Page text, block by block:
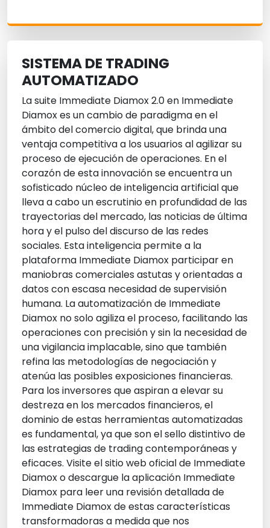
SISTEMA DE TRADING
AUTOMATIZADO
La suite Immediate Diamox 2.0 en Immediate
Diamox es un cambio de paradigma en el
ámbito del comercio digital, que brinda una
ventaja competitiva a los usuarios al agilizar su
proceso de ejecución de operaciones. En el
corazón de esta innovación se encuentra un
sofisticado núcleo de inteligencia artificial que
lleva a cabo un escrutinio en profundidad de las
trayectorias del mercado, las noticias de última
hora y el pulso del discurso de las redes
sociales. Esta inteligencia permite a la
plataforma Immediate Diamox participar en
maniobras comerciales astutas y orientadas a
datos con escasa necesidad de supervisión
humana. La automatización de Immediate
Diamox no solo agiliza el proceso, facilitando las
operaciones con precisión y sin la necesidad de
una vigilancia implacable, sino que también
refina las metodologías de negociación y
atenúa las posibles exposiciones financieras.
Para los inversores que aspiran a elevar su
destreza en los mercados financieros, el
dominio de estas herramientas automatizadas
es fundamental, ya que son el sello distintivo de
las estrategias de trading contemporáneas y
eficaces. Visite el sitio web oficial de Immediate
Diamox o descargue la aplicación Immediate
Diamox para leer una revisión detallada de
Immediate Diamox de estas características
transformadoras a medida que nos